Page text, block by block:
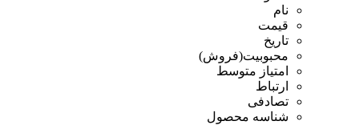
نام
قیمت
تاریخ
محبوبیت(فروش)
امتیاز متوسط
ارتباط
تصادفی
شناسه محصول